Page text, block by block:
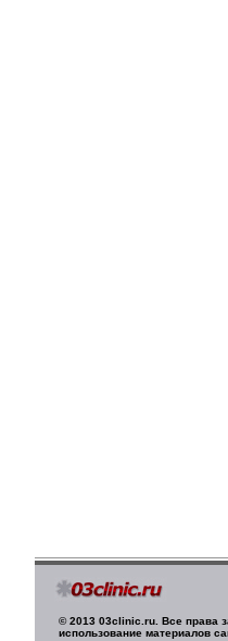
© 2013 03clinic.ru. Все права
использование материалов